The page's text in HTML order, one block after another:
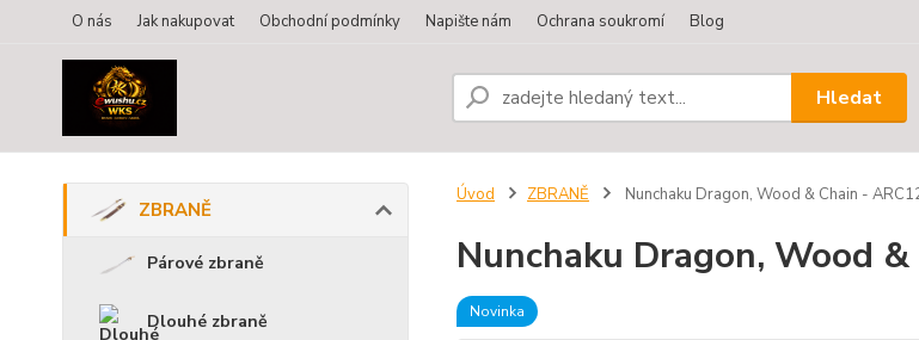
O nás Jak nakupovat Obchodní podmínky Napište nám Ochrana soukromí Blog
Hledat
ZBRANĚ
Párové zbraně
Dlouhé zbraně
Úvod ZBRANĚ Nunchaku Dragon, Wood & Chain -
Nunchaku Dragon, Wood
Novinka